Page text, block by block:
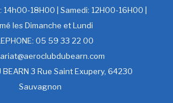
18H00 | Samedi: 12H00-16H00 |
les Dimanche et Lundi
05 59 33 22 00
BEARN 3 Rue Saint Exupery, 64230
Sauvagnon